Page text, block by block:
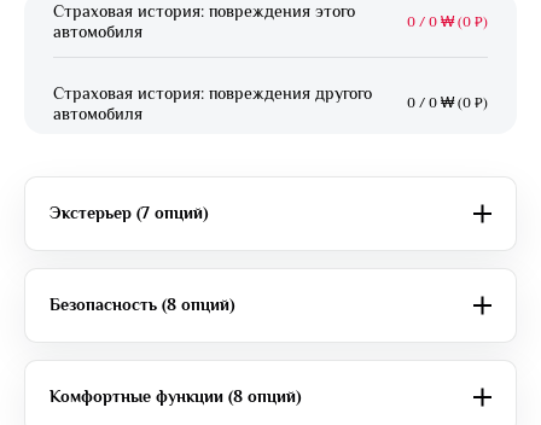
Страховая история: повреждения этого
автомобиля
0 / 0 ₩ (0 ₽)
Страховая история: повреждения другого
автомобиля
0 / 0 ₩ (0 ₽)
Экстерьер (7 опций)
Безопасность (8 опций)
Комфортные функции (8 опций)